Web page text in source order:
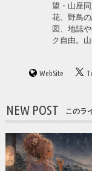
望・山座
花、野鳥
図、地誌
ク自由。
WebSite
NEW POST このラ